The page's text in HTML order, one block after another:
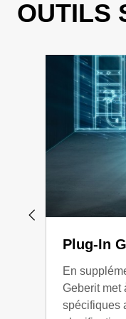
OUTILS
Plug-In
En
Geberit met
spécifiques